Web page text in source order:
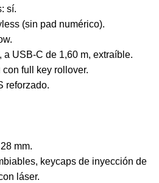
sí.
(sin pad numérico).
USB-C de 1,60 m, extraíble.
full key rollover.
reforzado.
mm.
keycaps de inyección de
láser.